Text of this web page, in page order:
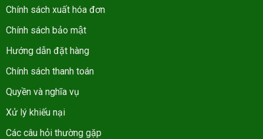
Chính sách xuất hóa đơn
Chính sách bảo mật
Hướng dẫn đặt hàng
Chính sách thanh toán
Quyền và nghĩa vụ
Xử lý khiếu nại
Các câu hỏi thường gặp